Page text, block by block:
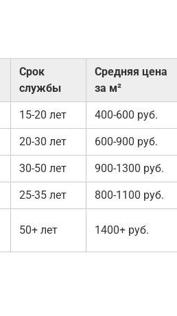
Срок
службы
Средняя цена
за м²
15-20 лет 400-600 руб.
20-30 лет 600-900 руб.
30-50 лет 900-1300 руб.
25-35 лет 800-1100 руб.
50+ лет 1400+ руб.